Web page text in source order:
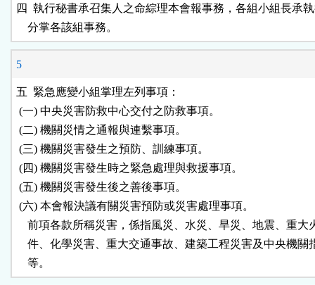
四  執行秘書承召集人之命綜理本會報事務，各組小組長承
    分掌各該組事務。
5
五  緊急應變小組掌理左列事項：
(一) 中央災害防救中心交付之防救事項。
(二) 機關災情之通報與連繫事項。
(三) 機關災害發生之預防、訓練事項。
(四) 機關災害發生時之緊急處理與救援事項。
(五) 機關災害發生後之善後事項。
(六) 本會報決議有關災害預防或災害處理事項。
前項各款所稱災害，係指風災、水災、旱災、地震、重大
件、化學災害、重大交通事故、建築工程災害及中央機關
    等。